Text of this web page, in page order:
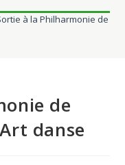
à la Philharmonie de
de
danse